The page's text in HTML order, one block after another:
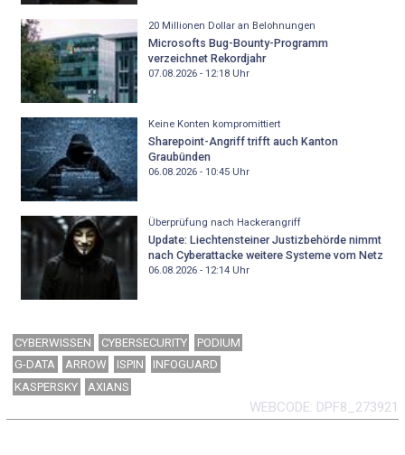
20 Millionen Dollar an Belohnungen
Microsofts Bug-Bounty-Programm
verzeichnet Rekordjahr
07.08.2026 - 12:18Uhr
Keine Konten kompromittiert
Sharepoint-Angriff trifft auch Kanton
Graubünden
06.08.2026 - 10:45Uhr
Überprüfung nach Hackerangriff
Update: Liechtensteiner Justizbehörde nimmt
nach Cyberattacke weitere Systeme vom Netz
06.08.2026 - 12:14Uhr
CYBERWISSEN CYBERSECURITY
PODIUM
G-DATA
ARROW ISPIN
INFOGUARD
KASPERSKY
AXIANS
WEBCODE DPF8_273921